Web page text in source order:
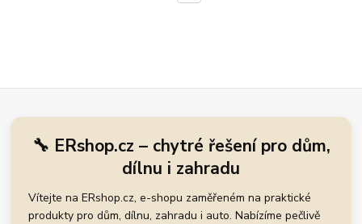
🔧 ERshop.cz – chytré řešení pro dům,
dílnu i zahradu
Vítejte na ERshop.cz, e-shopu zaměřeném na praktické
produkty pro dům, dílnu, zahradu i auto. Nabízíme pečlivě